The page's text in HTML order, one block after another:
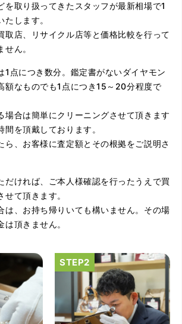
問い合わせから非常に分かり易く、安心
た、思ったよりも高額だったので助か
てもプロな鑑定士さんがいて的確にア
とうございます! お店の雰囲気もやらし
ってゆっくりできる落ちついた敷居の
鑑定士さんに会いたいです。
を取り扱ってきたスタッフが最新相場で1
たします。
取店、リサイクル店等と価格比較を行って
ん。
1点につき数分。鑑定書がないダイヤモン
額なものでも1点につき15～20分程度で
場合は簡単にクリーニングさせて頂きます
を頂戴しております。
ら、お客様に査定額とその根拠をご説明さ
だければ、ご本人様確認を行ったうえで買
て頂きます。
は、お持ち帰りいても構いません。その場
頂きません。